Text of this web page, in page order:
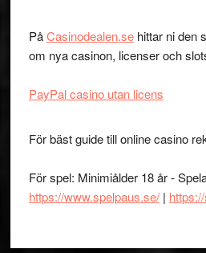
PåCasinodealen.sehittar ni den
om nya casinon, licenser och
PayPal casino utan licens
För bäst guide till online casino
För spel: Minimiålder 18 år -
https://www.spelpaus.se/|